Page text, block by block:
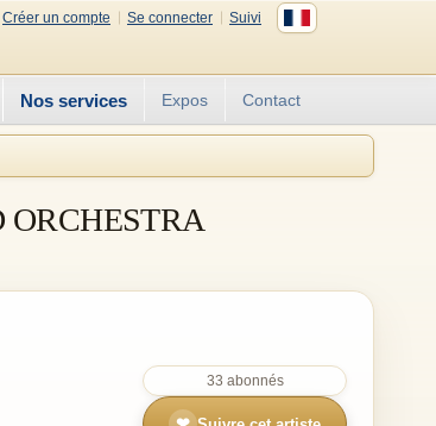
Créer un compte Se connecter
Suivi
Nos services Expos Contact
33 abonnés